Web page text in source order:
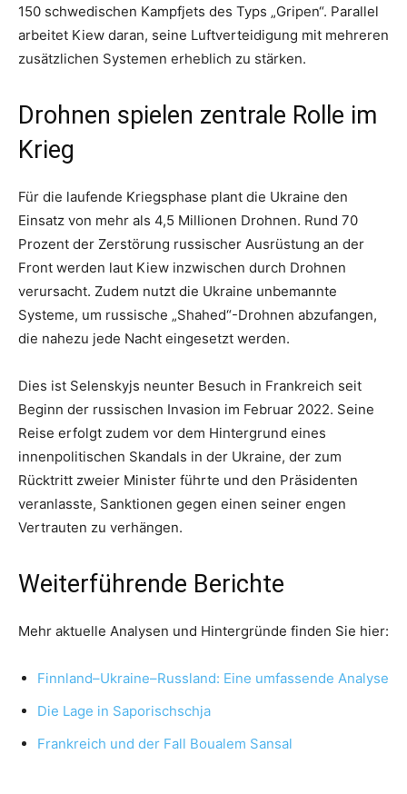
150 schwedischen Kampfjets des Typs „Gripen“. Parallel
arbeitet Kiew daran, seine Luftverteidigung mit mehreren
zusätzlichen Systemen erheblich zu stärken.
Drohnen spielen zentrale Rolle im
Krieg
Für die laufende Kriegsphase plant die Ukraine den
Einsatz von mehr als 4,5 Millionen Drohnen. Rund 70
Prozent der Zerstörung russischer Ausrüstung an der
Front werden laut Kiew inzwischen durch Drohnen
verursacht. Zudem nutzt die Ukraine unbemannte
Systeme, um russische „Shahed“-Drohnen abzufangen,
die nahezu jede Nacht eingesetzt werden.
Dies ist Selenskyjs neunter Besuch in Frankreich seit
Beginn der russischen Invasion im Februar 2022. Seine
Reise erfolgt zudem vor dem Hintergrund eines
innenpolitischen Skandals in der Ukraine, der zum
Rücktritt zweier Minister führte und den Präsidenten
veranlasste, Sanktionen gegen einen seiner engen
Vertrauten zu verhängen.
Weiterführende Berichte
Mehr aktuelle Analysen und Hintergründe finden Sie hier:
Finnland–Ukraine–Russland: Eine umfassende Analyse
Die Lage in Saporischschja
Frankreich und der Fall Boualem Sansal